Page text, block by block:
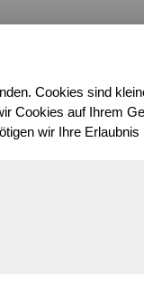
Cookies sind
Cookies auf Ihrem
wir Ihre Erlaubnis